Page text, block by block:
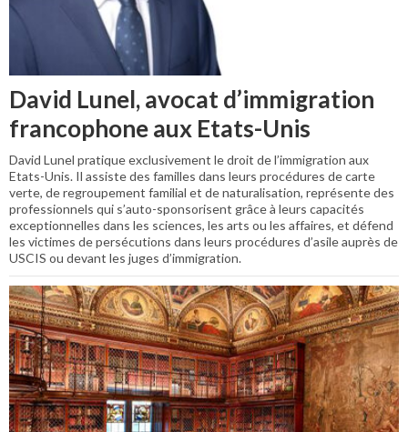
David Lunel, avocat d’immigration
francophone aux Etats-Unis
David Lunel pratique exclusivement le droit de l’immigration aux
Etats-Unis. Il assiste des familles dans leurs procédures de carte
verte, de regroupement familial et de naturalisation, représente des
professionnels qui s’auto-sponsorisent grâce à leurs capacités
exceptionnelles dans les sciences, les arts ou les affaires, et défend
les victimes de persécutions dans leurs procédures d’asile auprès de
USCIS ou devant les juges d’immigration.